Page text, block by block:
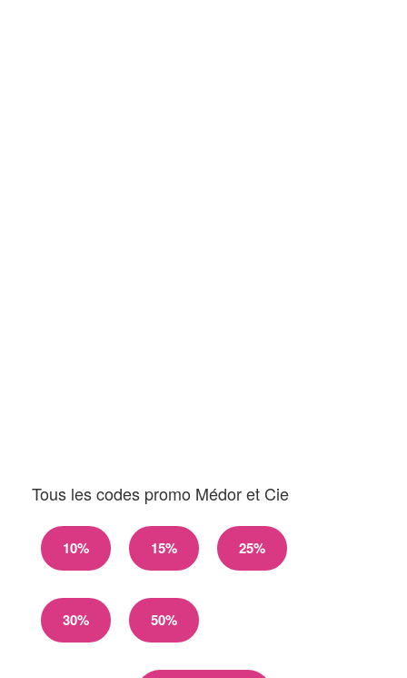
Tous les codes promo Médor et Cie
10% 15% 25%
30% 50%